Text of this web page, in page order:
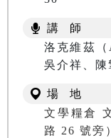
講 師
洛克維茲
吳介祥、陳
場 地
文學糧倉
路 26 號旁